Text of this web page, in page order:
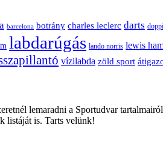
barcelona botrány charles leclerc darts
labdarúgás lando norris lewis
vízilabda zöld sport
lemaradni a Sportudvar
listáját is. Tarts velünk!